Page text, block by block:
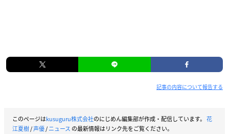
記事の内容について報告する
このページはkusuguru株式会社のにじめん編集部が作成・配信しています。 花
江夏樹/声優/ニュース の最新情報はリンク先をご覧ください。